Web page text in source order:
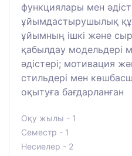
функциялары мен
ұйымдастырушылық
ұйымның ішкі және
қабылдау модельдері
әдістері; мотивация
стильдері мен
оқытуға бағдарланған
Оқу жылы - 1
Семестр - 1
Несиелер - 2